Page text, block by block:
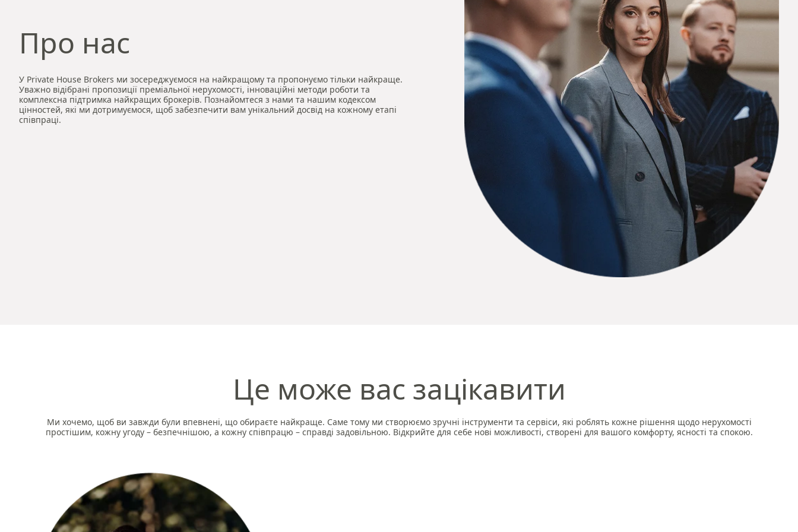
Про нас
У Private House Brokers ми зосереджуємося на найкращому та пропонуємо тільки найкраще.
Уважно відібрані пропозиції преміальної нерухомості, інноваційні методи роботи та
комплексна підтримка найкращих брокерів. Познайомтеся з нами та нашим кодексом
цінностей, які ми дотримуємося, щоб забезпечити вам унікальний досвід на кожному етапі
співпраці.
Це може вас зацікавити
Ми хочемо, щоб ви завжди були впевнені, що обираєте найкраще. Саме тому ми створюємо зручні інструменти та сервіси, які роблять кожне рішення щодо нерухомості
простішим, кожну угоду – безпечнішою, а кожну співпрацю – справді задовільною. Відкрийте для себе нові можливості, створені для вашого комфорту, ясності та спокою.